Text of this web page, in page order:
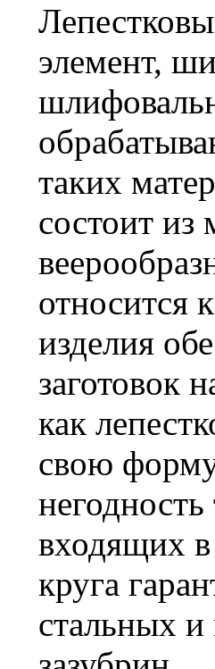
элемент,
таких
состоит из
относится
изделия
заготовок
как
свою
входящих в
круга
стальных и